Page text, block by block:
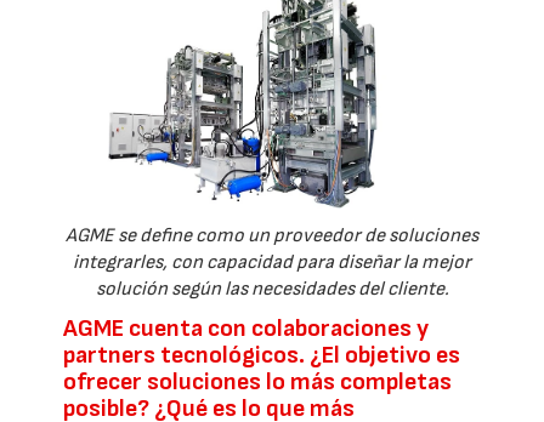
AGME se define como un proveedor de soluciones
integrarles, con capacidad para diseñar la mejor
solución según las necesidades del cliente.
AGME cuenta con colaboraciones y
partners tecnológicos. ¿El objetivo es
ofrecer soluciones lo más completas
posible? ¿Qué es lo que más